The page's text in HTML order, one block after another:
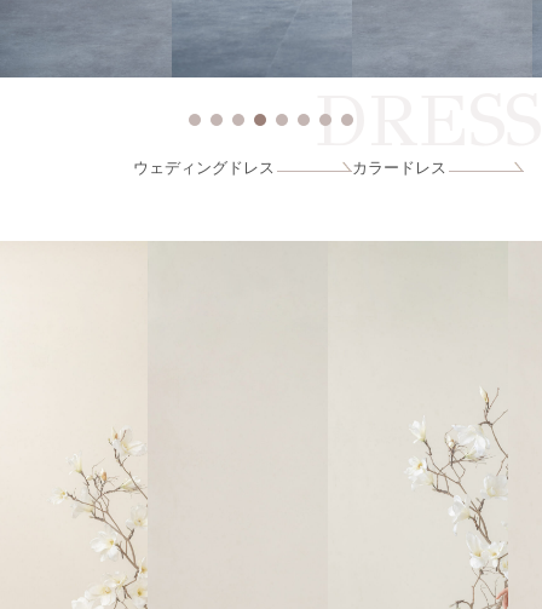
DRESS
ウェディングドレス カラードレス